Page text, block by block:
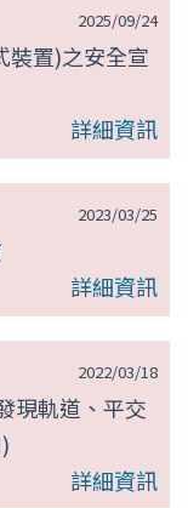
2025/09/24
裝置)之安全宣
詳細資訊
2023/03/25
詳細資訊
2022/03/18
現軌道、平交
詳細資訊